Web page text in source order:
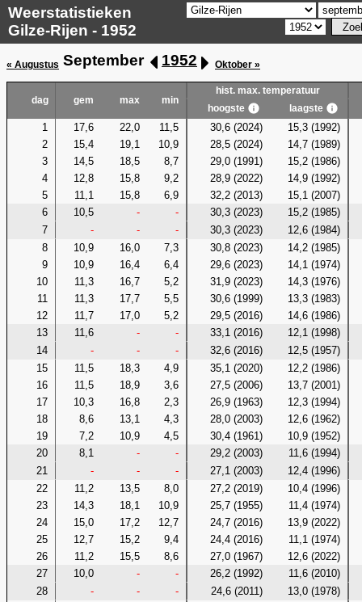
Weerstatistieken
Gilze-Rijen - 1952
« Augustus September 1952 Oktober »
dag gem max min
hist. max. temperatuur
hoogste
laagste
1 17,6 22,0 11,5 30,6 (2024)
15,3 (1992)
2
15,4 19,1 10,9 28,5 (2024)
14,7 (1989)
3
14,5 18,5 8,7 29,0 (1991)
15,2 (1986)
4
12,8 15,8 9,2 28,9 (2022)
14,9 (1992)
5
11,1 15,8 6,9 32,2 (2013)
15,1 (2007)
6
10,5 - - 30,3 (2023)
15,2 (1985)
7
- - - 30,3 (2023)
12,6 (1984)
8
10,9 16,0 7,3 30,8 (2023)
14,2 (1985)
9
10,9 16,4 6,4 29,6 (2023)
14,1 (1974)
10
11,3 16,7 5,2 31,9 (2023)
14,3 (1976)
11
11,3 17,7 5,5 30,6 (1999)
13,3 (1983)
12
11,7 17,0 5,2 29,5 (2016)
14,6 (1986)
13
11,6 - - 33,1 (2016)
12,1 (1998)
14
- - - 32,6 (2016)
12,5 (1957)
15
11,5 18,3 4,9 35,1 (2020)
12,2 (1986)
16
11,5 18,9 3,6 27,5 (2006)
13,7 (2001)
17
10,3 16,8 2,3 26,9 (1963)
12,3 (1994)
18
8,6 13,1 4,3 28,0 (2003)
12,6 (1962)
19
7,2 10,9 4,5 30,4 (1961)
10,9 (1952)
20
8,1 - - 29,2 (2003)
11,6 (1994)
21
- - - 27,1 (2003)
12,4 (1996)
22
11,2 13,5 8,0 27,2 (2019)
10,4 (1996)
23
14,3 18,1 10,9 25,7 (1955)
11,4 (1974)
24
15,0 17,2 12,7 24,7 (2016)
13,9 (2022)
25
12,7 15,2 9,4 24,4 (2016)
11,1 (1974)
26
11,2 15,5 8,6 27,0 (1967)
12,6 (2022)
27
10,0 - - 26,2 (1992)
11,6 (2010)
28
- - - 24,6 (2011)
13,0 (1978)